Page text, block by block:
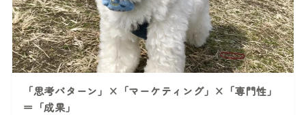
「思考パターン」×「マーケティング」×「専門性」
＝「成果」